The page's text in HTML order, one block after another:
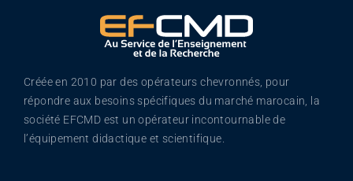
Créée en 2010 par des opérateurs chevronnés, pour
répondre aux besoins spécifiques du marché marocain, la
société EFCMD est un opérateur incontournable de
l’équipement didactique et scientifique.